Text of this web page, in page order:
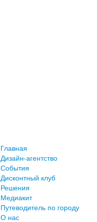
Главная
Дизайн-агентство
События
Дисконтный клуб
Решения
Медиакит
Путеводитель по городу
О нас